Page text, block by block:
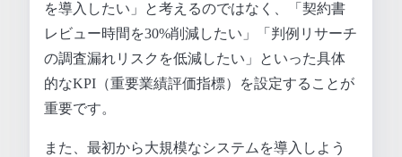
を導入したい」と考えるのではなく、「契約書
レビュー時間を30%削減したい」「判例リサーチ
の調査漏れリスクを低減したい」といった具体
的なKPI（重要業績評価指標）を設定することが
重要です。
また、最初から大規模なシステムを導入しよう